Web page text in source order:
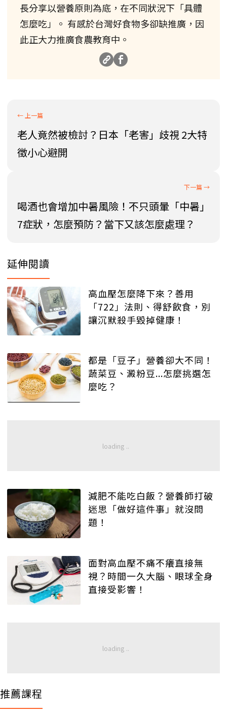
長分享以營養原則為底，在不同狀況下「具體
怎麼吃」。 有感於台灣好食物多卻缺推廣，因
此正大力推廣食農教育中。
老人竟然被檢討？日本「老害」歧視 2大特
徵小心避開
喝酒也會增加中暑風險！不只頭暈「中暑」
7症狀，怎麼預防？當下又該怎麼處理？
延伸閱讀
高血壓怎麼降下來？善用
「722」法則、得舒飲食，別
讓沉默殺手毀掉健康！
都是「豆子」營養卻大不同！
蔬菜豆、澱粉豆...怎麼挑選怎
麼吃？
減肥不能吃白飯？營養師打破
迷思「做好這件事」就沒問
題！
面對高血壓不痛不癢直接無
視？時間一久大腦、眼球全身
直接受影響！
推薦課程